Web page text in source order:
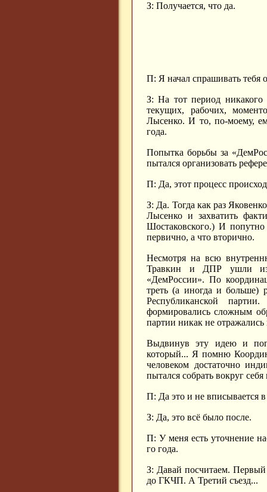
З: Получается, что да.
П: Я начал спрашивать тебя
З: На тот период никакого
текущих, рабочих,
Лысенко. И то, по-моему,
года.
Попытка борьбы за
пытался организовать
П: Да, этот процесс
З: Да. Тогда как раз
Лысенко и захватить
Шостаковского.) И попутно
первично, а что вторично.
Несмотря на всю
Травкин и ДПР ушли из
«ДемРоссии». По
треть (а иногда и больше)
Республиканской
формировались сложным
партии никак не
Выдвинув эту идею и
который... Я помню
человеком достаточно
пытался собрать вокруг
П: Да это и не вписывается
З: Да, это всё было после.
П: У меня есть уточнение
го года.
З: Давай посчитаем. Первый
до ГКЧП. А Третий съезд...